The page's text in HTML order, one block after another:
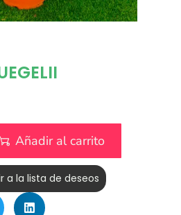
Añadir al carrito
a la lista de deseos